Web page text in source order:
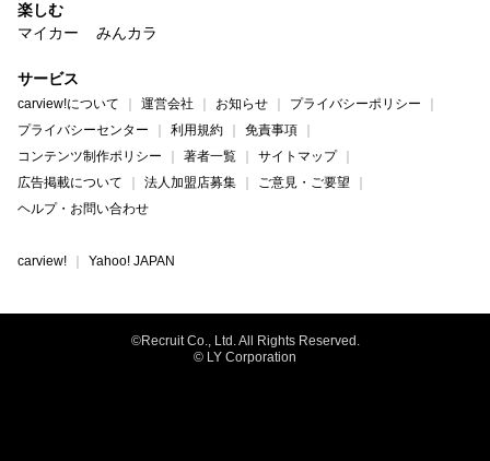
楽しむ
マイカー
みんカラ
サービス
carview!について 運営会社 お知らせ
プライバシーポリシー
プライバシーセンター
利用規約
免責事項
コンテンツ制作ポリシー
著者一覧
サイトマップ
広告掲載について
法人加盟店募集
ご意見・ご要望
ヘルプ・お問い合わせ
carview! Yahoo! JAPAN
©Recruit Co., Ltd. All Rights Reserved.
© LY Corporation